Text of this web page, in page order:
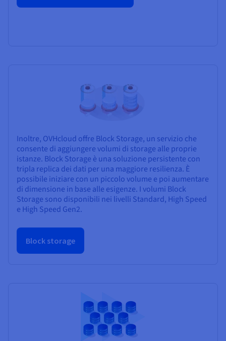
Inoltre, OVHcloud offre Block Storage, un servizio che
consente di aggiungere volumi di storage alle proprie
istanze. Block Storage è una soluzione persistente con
tripla replica dei dati per una maggiore resilienza. È
possibile iniziare con un piccolo volume e poi aumentare
di dimensione in base alle esigenze. I volumi Block
Storage sono disponibili nei livelli Standard, High Speed
e High Speed Gen2.
Block storage